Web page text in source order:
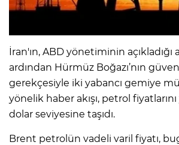
İran'ın, ABD yönetiminin açıkladığı
ardından Hürmüz Boğazı’nın
gerekçesiyle iki yabancı gemiye
yönelik haber akışı, petrol
dolar seviyesine taşıdı.
Brent petrolün vadeli varil fiyatı,